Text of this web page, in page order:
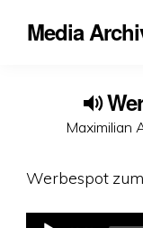
Media
Maximilian
Werbespot